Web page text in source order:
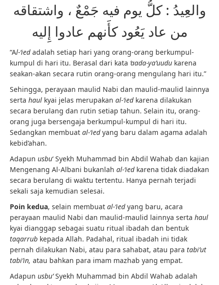
والعِيدُ : كلُّ يوم فيه جَمْعٌ ، واشتقاقه
من عاد يَعُود كأَنهم عادوا إِليه
“Al-‘iedadalah setiap hari yang orang-orang berkumpul-
kumpul di hari itu. Berasal dari kata ‘aada-ya’uudu karena
seakan-akan secara rutin orang-orang mengulang hari itu.”
Sehingga, perayaan maulid Nabi dan maulid-maulid lainnya
serta haul kyai jelas merupakan al-‘ied karena dilakukan
secara berulang dan rutin setiap tahun. Selain itu, orang-
orang juga bersengaja berkumpul-kumpul di hari itu.
Sedangkan membuat al-‘iedyang baru dalam agama adalah
kebid’ahan.
Adapun usbu‘ Syekh Muhammad bin Abdil Wahab dan kajian
Mengenang Al-Albani bukanlah al-‘ied karena tidak diadakan
secara berulang di waktu tertentu. Hanya pernah terjadi
sekali saja kemudian selesai.
Poin kedua, selain membuat al-‘iedyang baru, acara
perayaan maulid Nabi dan maulid-maulid lainnya serta haul
kyai dianggap sebagai suatu ritual ibadah dan bentuk
taqarrub kepada Allah. Padahal, ritual ibadah ini tidak
pernah dilakukan Nabi, atau para sahabat, atau para tabi’ut
tabi’in, atau bahkan para imam mazhab yang empat.
Adapun usbu’Syekh Muhammad bin Abdil Wahab adalah